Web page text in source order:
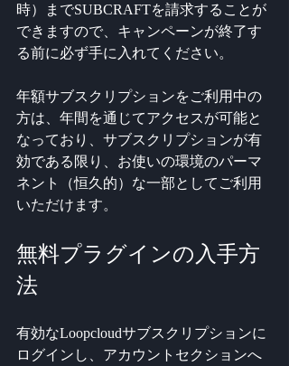
時）までSUBCRAFTを請求することが
できますので、キャンペーンが終了す
る前に必ず手に入れてください。
年額サブスクリプションをご利用中の
方は、年間を通じてアクセスが可能と
なっており、サブスクリプションが有
効である限り、お使いの環境のパーマ
ネント（恒久的）な一部としてご利用
いただけます。
無料プラグインの入手方
法
有効なLoopcloudサブスクリプションに
ログインし、アカウントセクションへ